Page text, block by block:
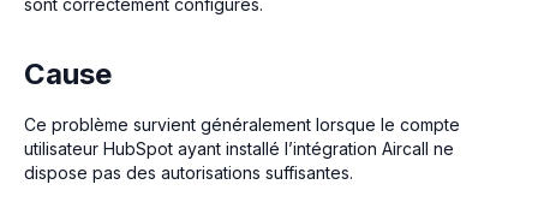
Cause
Ce problème survient généralement lorsque le compte
utilisateur HubSpot ayant installé l’intégration Aircall ne
dispose pas des autorisations suffisantes.